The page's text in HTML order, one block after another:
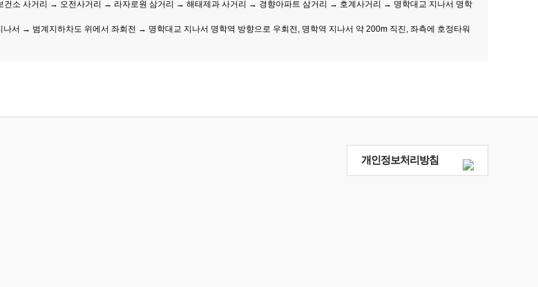
사거리 → 오전사거리 → 라자로원 삼거리 → 해태제과 사거리 → 경향아파트 삼거리 → 호계사거리 → 명학대교 지나서 명학
→ 범계지하차도 위에서 좌회전 → 명학대교 지나서 명학역 방향으로 우회전, 명학역 지나서 약 200m 직진, 좌측에 호정타워
개인정보처리방침